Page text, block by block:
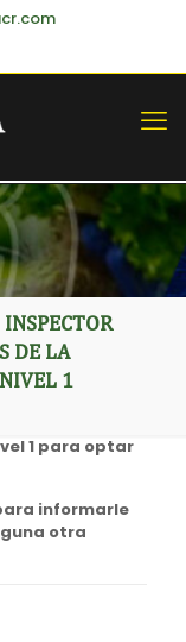
DE LA
1
1 para optar
informarle
otra